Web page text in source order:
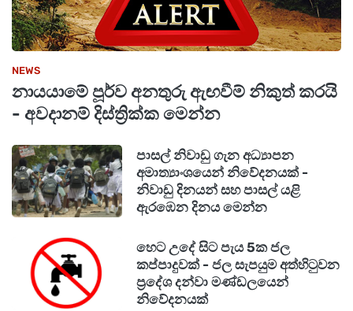
NEWS
නායයාමේ පූර්ව අනතුරු ඇඟවීම් නිකුත් කරයි
- අවදානම් දිස්ත්‍රික්ක මෙන්න
පාසල් නිවාඩු ගැන අධ්‍යාපන
අමාත්‍යාංශයෙන් නිවේදනයක් -
නිවාඩු දිනයන් සහ පාසල් යළි
ඇරඹෙන දිනය මෙන්න
හෙට උදේ සිට පැය 5ක ජල
කප්පාදුවක් - ජල සැපයුම අත්හිටුවන
ප්‍රදේශ දන්වා මණ්ඩලයෙන්
නිවේදනයක්